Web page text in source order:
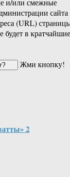
и/или смежные
сайта
(URL)
в кратчайшие
Жми кнопку!
2